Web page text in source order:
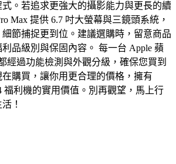
。若追求更強大的攝影能力與更長的續
Max 提供 6.7 吋大螢幕與三鏡頭系統，
節捕捉更到位。建議選購時，留意商品
品級別與保固內容。 每一台 Apple 蘋
經過功能檢測與外觀分級，確保您買到
購買，讓你用更合理的價格，擁有
福利機的實用價值。別再觀望，馬上行
！